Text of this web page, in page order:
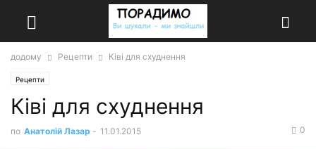
додому Рецепти Ківі для схуднення
Рецепти
Ківі для схуднення
по Анатолій Лазар - 11.01.2015 0